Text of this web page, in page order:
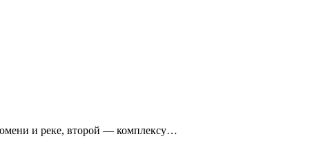
и реке, второй — комплексу…